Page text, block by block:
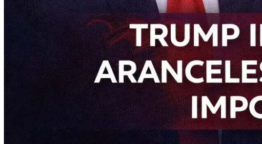
RECIENTE
Trump impone
medicamentos para
producción